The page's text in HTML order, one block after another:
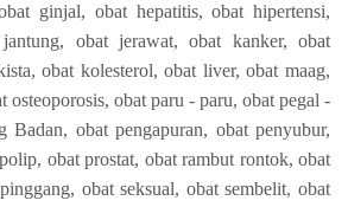
ginjal, obat hepatitis, obat hipertensi,
obat jerawat, obat kanker, obat
obat kolesterol, obat liver, obat maag,
osteoporosis, obat paru - paru, obat pegal -
Badan, obat pengapuran, obat penyubur,
obat prostat, obat rambut rontok, obat
obat seksual, obat sembelit, obat